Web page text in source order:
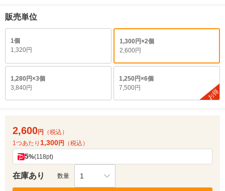
販売単位
1個
1,320円
1,300円×2個
2,600円
1,280円×3個
3,840円
1,250円×6個
7,500円
お得
2,600円
（税込）
1つあたり 1,300円 （税込）
5%(118pt)
在庫あり 数量 1